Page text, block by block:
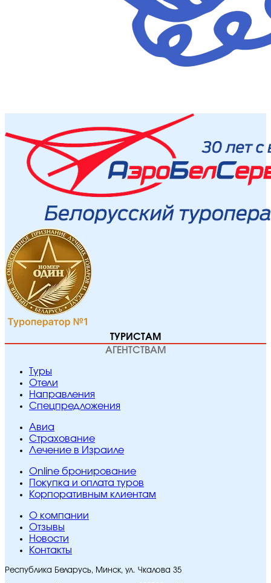
ТУРИСТАМ
АГЕНТСТВАМ
Туры
Отели
Направления
Спецпредложения
Авиа
Страхование
Лечение в Израиле
Online бронирование
Покупка и оплата туров
Корпоративным клиентам
O компании
Отзывы
Новости
Контакты
Республика Беларусь, Минск, ул. Чкалова 35